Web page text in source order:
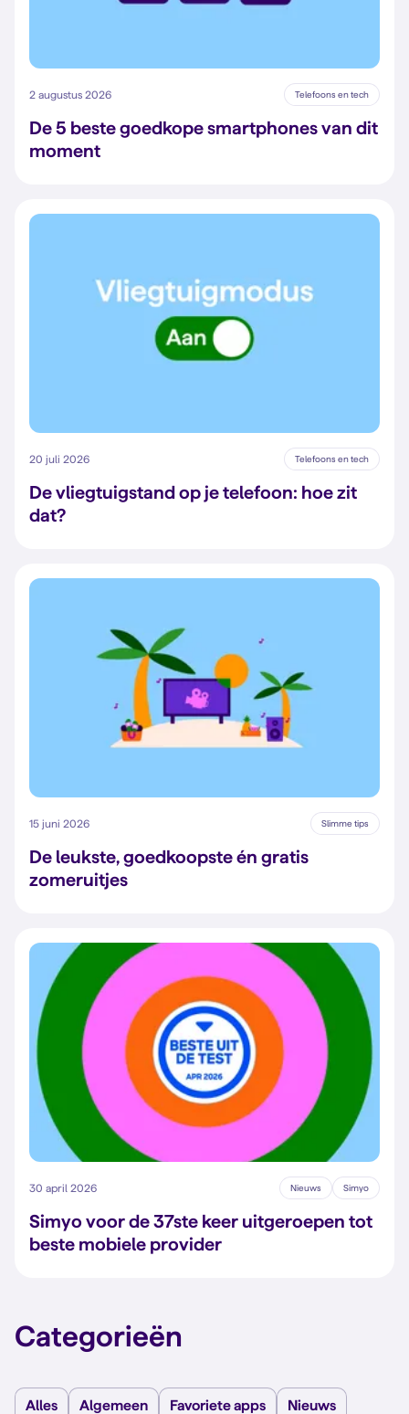
2 augustus 2026 Telefoons en tech
De 5 beste goedkope smartphones van dit
moment
20 juli 2026 Telefoons en tech
De vliegtuigstand op je telefoon: hoe zit
dat?
15 juni 2026 Slimme tips
De leukste, goedkoopste én gratis
zomeruitjes
30 april 2026 Nieuws Simyo
Simyo voor de 37ste keer uitgeroepen tot
beste mobiele provider
Categorieën
Alles Algemeen Favoriete apps Nieuws